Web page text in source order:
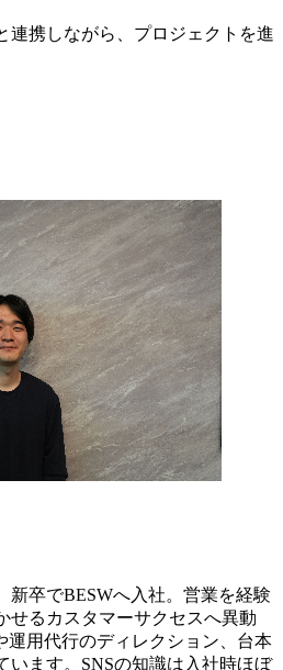
連携しながら、プロジェクトを進
新卒でBESWへ入社。営業を経験
せるカスタマーサクセスへ異動
運用代行のディレクション、台本
います。SNSの知識は入社時ほぼ